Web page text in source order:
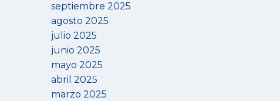
septiembre 2025
agosto 2025
julio 2025
junio 2025
mayo 2025
abril 2025
marzo 2025